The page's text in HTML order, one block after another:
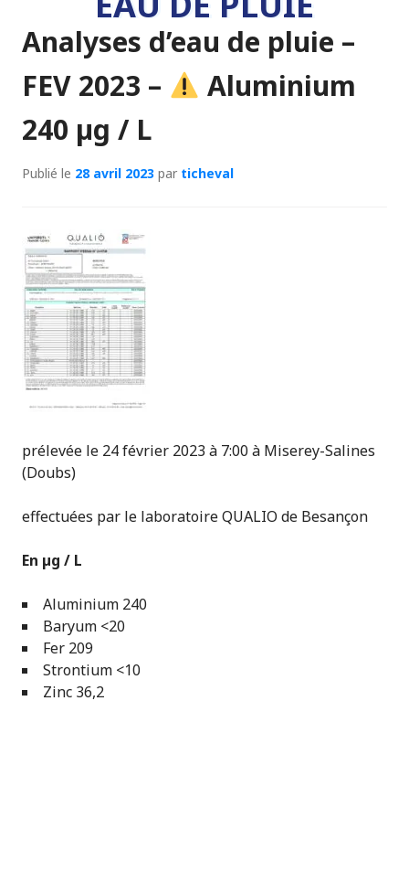
Analyses d’eau de pluie –
FEV 2023 –
Aluminium
240 µg / L
Publié le 28 avril 2023 par ticheval
prélevée le 24 février 2023 à 7:00 à Miserey-Salines
(Doubs)
effectuées par le laboratoire QUALIO de Besançon
En µg / L
Aluminium 240
Baryum <20
Fer 209
Strontium <10
Zinc 36,2